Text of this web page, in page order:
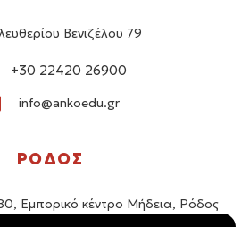
Βενιζέλου 79
+30 22420 26900
info@ankoedu.gr
ΡΟΔΟΣ
Εμπορικό κέντρο Μήδεια, Ρόδος